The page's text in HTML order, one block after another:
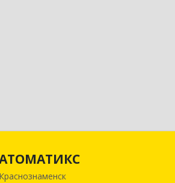
Краснознаменск143090, Московская обл,